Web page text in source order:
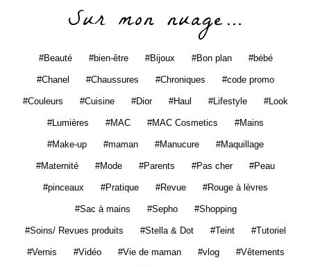
Sur mon nuage…
Beauté bien-être Bijoux Bon plan bébé
Chanel Chaussures Chroniques code promo
Couleurs Cuisine Dior Haul Lifestyle Look
Lumières MAC MAC Cosmetics Mains
Make-up maman Manucure Maquillage
Maternité Mode Parents Pas cher Peau
pinceaux Pratique Revue Rouge à lèvres
Sac à mains Sepho Shopping
Soins/ Revues produits Stella & Dot Teint Tutoriel
Vernis Vidéo Vie de maman vlog Vêtements